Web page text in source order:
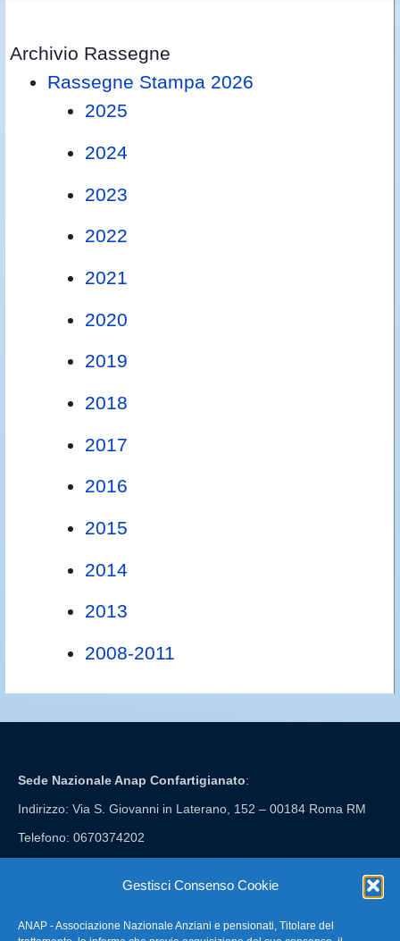
Gestisci Consenso Cookie
ANAP - Associazione Nazionale Anziani e pensionati, Titolare del
Archivio Rassegne
Rassegne Stampa 2026
2025
2024
2023
2022
2021
2020
2019
2018
2017
2016
2015
2014
2013
2008-2011
Sede Nazionale Anap Confartigianato:
Indirizzo: Via S. Giovanni in Laterano, 152 – 00184 Roma RM
Telefono: 0670374202